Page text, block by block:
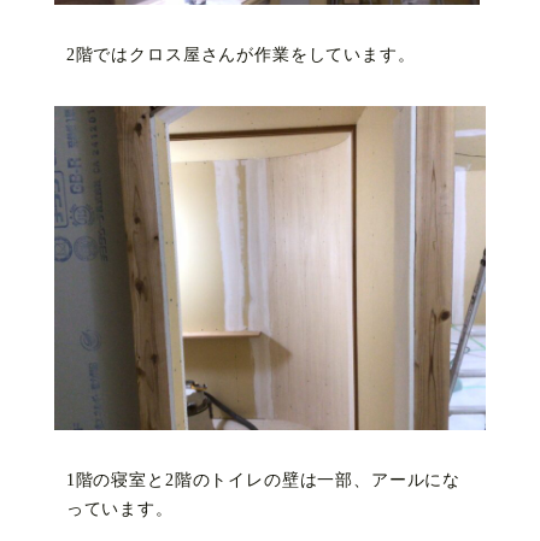
2階ではクロス屋さんが作業をしています。
1階の寝室と2階のトイレの壁は一部、アールにな
っています。